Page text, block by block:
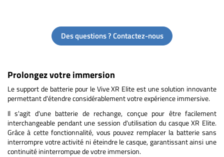
Des questions ? Contactez-nous
Prolongez votre immersion
Le support de batterie pour le Vive XR Elite est une solution innovante
permettant d'étendre considérablement votre expérience immersive.
Il s'agit d'une batterie de rechange, conçue pour être facilement
interchangeable pendant une session d'utilisation du casque XR Elite.
Grâce à cette fonctionnalité, vous pouvez remplacer la batterie sans
interrompre votre activité ni éteindre le casque, garantissant ainsi une
continuité ininterrompue de votre immersion.